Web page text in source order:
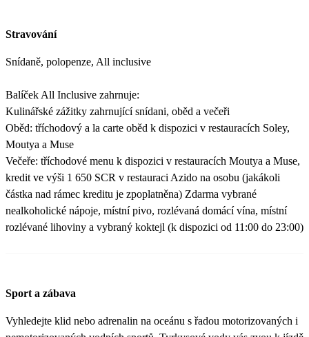
Stravování
Snídaně, polopenze, All inclusive
Balíček All Inclusive zahrnuje:
Kulinářské zážitky zahrnující snídani, oběd a večeři
Oběd: tříchodový a la carte oběd k dispozici v restauracích Soley,
Moutya a Muse
Večeře: tříchodové menu k dispozici v restauracích Moutya a Muse,
kredit ve výši 1 650 SCR v restauraci Azido na osobu (jakákoli
částka nad rámec kreditu je zpoplatněna) Zdarma vybrané
nealkoholické nápoje, místní pivo, rozlévaná domácí vína, místní
rozlévané lihoviny a vybraný koktejl (k dispozici od 11:00 do 23:00)
Sport a zábava
Vyhledejte klid nebo adrenalin na oceánu s řadou motorizovaných i